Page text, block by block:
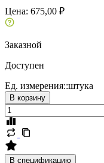
Цена: 675,00 ₽
Заказной
Доступен
Ед. измерения::штука
В корзину
В спецификацию